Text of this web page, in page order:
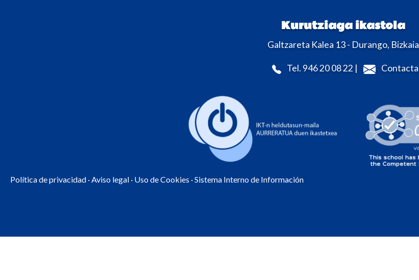
Kurutziaga ikastola
Galtzareta Kalea 13 - Durango, Bizkaia
Tel. 946 20 08 22 | Contacta
Política de privacidad ·Aviso legal · Uso de Cookies · Sistema Interno de Información